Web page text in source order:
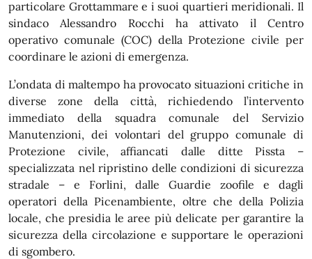
particolare Grottammare e i suoi quartieri meridionali. Il
sindaco Alessandro Rocchi ha attivato il Centro
operativo comunale (COC) della Protezione civile per
coordinare le azioni di emergenza.
L’ondata di maltempo ha provocato situazioni critiche in
diverse zone della città, richiedendo l’intervento
immediato della squadra comunale del Servizio
Manutenzioni, dei volontari del gruppo comunale di
Protezione civile, affiancati dalle ditte Pissta –
specializzata nel ripristino delle condizioni di sicurezza
stradale – e Forlini, dalle Guardie zoofile e dagli
operatori della Picenambiente, oltre che della Polizia
locale, che presidia le aree più delicate per garantire la
sicurezza della circolazione e supportare le operazioni
di sgombero.